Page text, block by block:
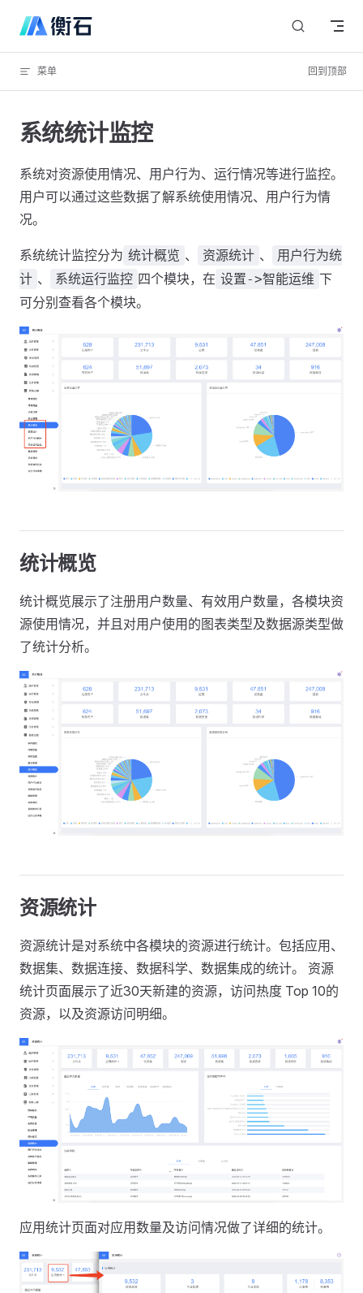
Skip to content
菜单 回到顶部
系统统计监控
系统对资源使用情况、用户行为、运行情况等进行监控。
用户可以通过这些数据了解系统使用情况、用户行为情
况。
系统统计监控分为 统计概览 、 资源统计 、
用户行为统
计 、 系统运行监控 四个模块，在 设置->智能运维 下
可分别查看各个模块。
统计概览
统计概览展示了注册用户数量、有效用户数量，各模块资
源使用情况，并且对用户使用的图表类型及数据源类型做
了统计分析。
资源统计
资源统计是对系统中各模块的资源进行统计。包括应用、
数据集、数据连接、数据科学、数据集成的统计。 资源
统计页面展示了近30天新建的资源，访问热度 Top 10的
资源，以及资源访问明细。
应用统计页面对应用数量及访问情况做了详细的统计。